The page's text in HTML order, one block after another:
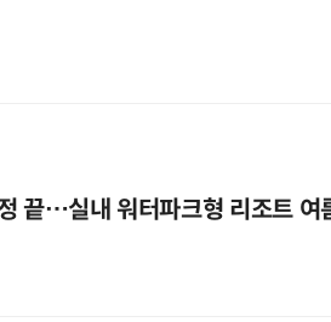
끝…실내 워터파크형 리조트 여